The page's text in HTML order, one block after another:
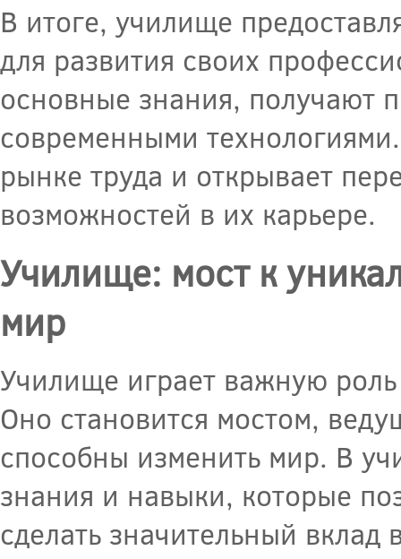
В итоге, училище
для развития своих
основные знания, получают
современными
рынке труда и открывает
возможностей в их карьере.
Училище: мост к
мир
Училище играет важную
Оно становится мостом,
способны изменить мир. В
знания и навыки, которые
сделать значительный вклад